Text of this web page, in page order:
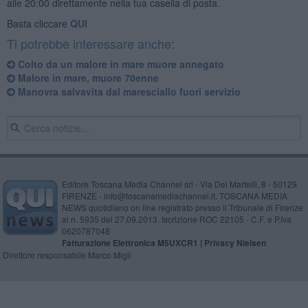
Basta cliccare QUI
Ti potrebbe interessare anche:
Colto da un malore in mare muore annegato
Malore in mare, muore 70enne
Manovra salvavita dal maresciallo fuori servizio
Editore Toscana Media Channel srl - Via Dei Martelli, 8 - 50129
FIRENZE - info@toscanamediachannel.it. TOSCANA MEDIA
NEWS quotidiano on line registrato presso il Tribunale di Firenze
al n. 5935 del 27.09.2013. Iscrizione ROC 22105 - C.F. e P.Iva
0620787048
Fatturazione Elettronica M5UXCR1 | Privacy Nielsen
Direttore responsabile Marco Migli